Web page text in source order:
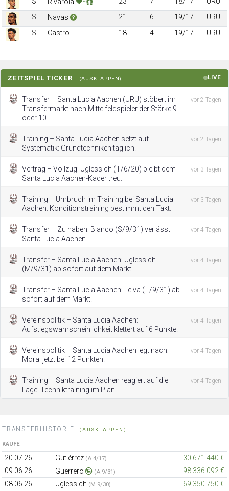
S
Navas 21 6 19/17
URU
S
Castro 18 4 19/17 URU
ZEITSPIEL TICKER (AUSKLAPPEN) LIVE
Transfer – Santa Lucia Aachen (URU) stöbert im
Transfermarkt nach Mittelfeldspieler der Stärke 9
oder 10.
vor 2 Tagen
Training – Santa Lucia Aachen setzt auf
Systematik: Grundtechniken täglich.
vor 2 Tagen
Vertrag – Vollzug: Uglessich (T/6/20) bleibt dem
Santa Lucia Aachen-Kader treu.
vor 3 Tagen
Training – Umbruch im Training bei Santa Lucia
Aachen: Konditionstraining bestimmt den Takt.
vor 3 Tagen
Transfer – Zu haben: Blanco (S/9/31) verlässt
Santa Lucia Aachen.
vor 4 Tagen
Transfer – Santa Lucia Aachen: Uglessich
(M/9/31) ab sofort auf dem Markt.
vor 4 Tagen
Transfer – Santa Lucia Aachen: Leiva (T/9/31) ab
sofort auf dem Markt.
vor 4 Tagen
Vereinspolitik – Santa Lucia Aachen:
Aufstiegswahrscheinlichkeit klettert auf 6 Punkte.
vor 4 Tagen
Vereinspolitik – Santa Lucia Aachen legt nach:
Moral jetzt bei 12 Punkten.
vor 4 Tagen
Training – Santa Lucia Aachen reagiert auf die
Lage: Techniktraining im Plan.
vor 4 Tagen
TRANSFERHISTORIE: (AUSKLAPPEN)
KÄUFE
20.07.26 Gutiérrez (A 4/17)
30.671.440 €
09.06.26
Guerrero (A 9/31)
98.336.092 €
08.06.26
Uglessich (M 9/30) 69.350.750 €